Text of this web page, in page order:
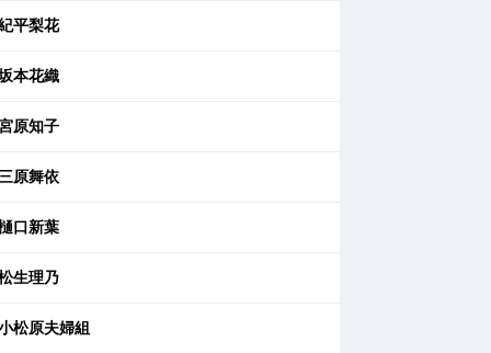
平梨花
本花織
原知子
原舞依
口新葉
生理乃
松原夫婦組